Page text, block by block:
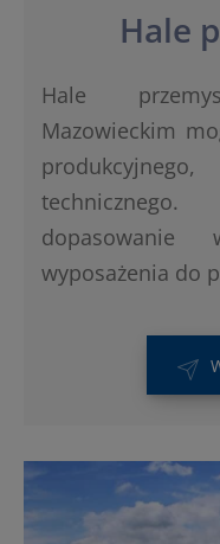
Hale
Hale
Mazowieckim
technicznego.
dopasowanie
wyposażenia do